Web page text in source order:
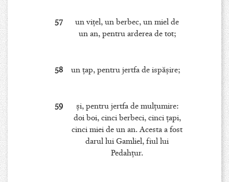
57
un viţel, un berbec, un miel de
un an, pentru arderea de tot;
58 un ţap, pentru jertfa de ispăşire;
59
şi, pentru jertfa de mulţumire:
doi boi, cinci berbeci, cinci ţapi,
cinci miei de un an. Acesta a fost
darul lui Gamliel, fiul lui
Pedahţur.